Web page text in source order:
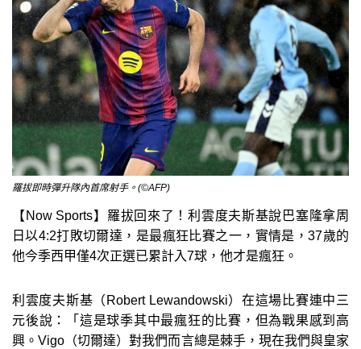
羅拔即時彈升隊內首席射手。(©AFP)
【Now Sports】羅拔回來了！利雲度夫斯基說巴塞隆拿周
日以4:2打敗切爾達，是最瘋狂比賽之一，實情是，37歲的
他今季西甲僅4次正選已累計入7球，他才是瘋狂。
利雲度夫斯基（Robert Lewandowski）在這場比賽連中三
元後說：「這是球季其中最瘋狂的比賽，但為戰果感到高
興。Vigo（切爾達）對我們而言總是棘手，現在我們與皇家